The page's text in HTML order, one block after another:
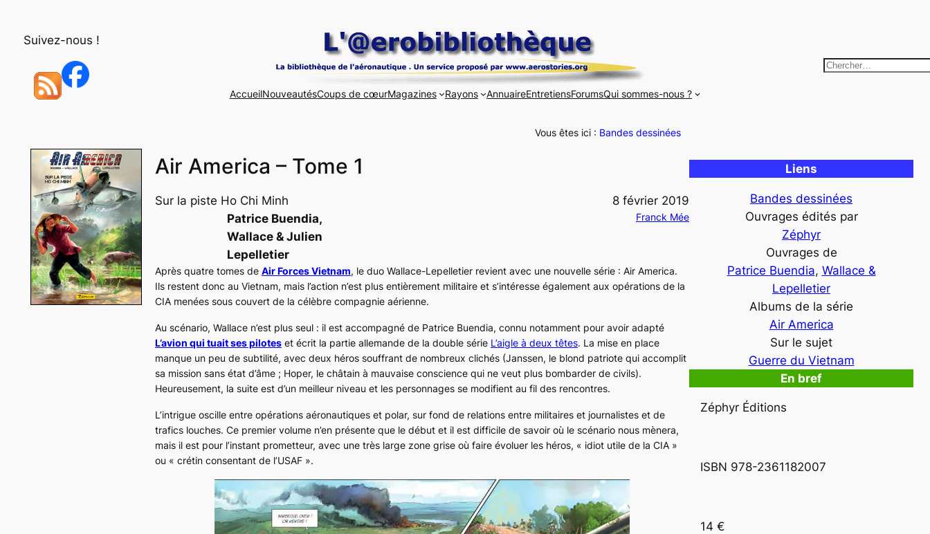
Suivez-nous !
AccueilNouveautésCoups de cœurMagazines Rayons AnnuaireEntretiensForumsQui sommes-nous ?
R
r
c
Vous êtes ici : Bandes dessinées
Air America – Tome 1
Sur la piste Ho Chi Minh
Patrice Buendia,
Wallace & Julien
Lepelletier
8 février 2019
Franck Mée
Après quatre tomes de Air Forces Vietnam, le duo Wallace-Lepelletier revient avec une nouvelle série : Air America.
Ils restent donc au Vietnam, mais l’action n’est plus entièrement militaire et s’intéresse également aux opérations de la
CIA menées sous couvert de la célèbre compagnie aérienne.
Au scénario, Wallace n’est plus seul : il est accompagné de Patrice Buendia, connu notamment pour avoir adapté
L’avion qui tuait ses pilotes et écrit la partie allemande de la double série L’aigle à deux têtes. La mise en place
manque un peu de subtilité, avec deux héros souffrant de nombreux clichés (Janssen, le blond patriote qui accomplit
sa mission sans état d’âme ; Hoper, le châtain à mauvaise conscience qui ne veut plus bombarder de civils).
Heureusement, la suite est d’un meilleur niveau et les personnages se modifient au fil des rencontres.
L’intrigue oscille entre opérations aéronautiques et polar, sur fond de relations entre militaires et journalistes et de
trafics louches. Ce premier volume n’en présente que le début et il est difficile de savoir où le scénario nous mènera,
mais il est pour l’instant prometteur, avec une très large zone grise où faire évoluer les héros, « idiot utile de la CIA »
ou « crétin consentant de l’USAF ».
Liens
Bandes dessinées
Ouvrages édités par
Zéphyr
Ouvrages de
Patrice Buendia, Wallace &
Lepelletier
Albums de la série
Air America
Sur le sujet
Guerre du Vietnam
En bref
Zéphyr Éditions
ISBN 978-2361182007
14 €